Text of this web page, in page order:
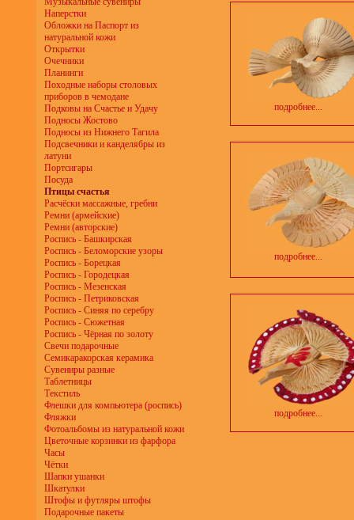
Наперстки
Обложки на Паспорт из
натуральной кожи
Открытки
Очечники
Планинги
Походные наборы столовых
приборов в чемодане
Подковы на Счастье и Удачу
Подносы Жостово
Подносы из Нижнего Тагила
Подсвечники и канделябры из
латуни
Портсигары
Посуда
Птицы счастья
Расчёски массажные, гребни
Ремни (армейские)
Ремни (авторские)
Роспись - Башкирская
Роспись - Беломорские узоры
Роспись - Борецкая
Роспись - Городецкая
Роспись - Мезенская
Роспись - Петриковская
Роспись - Синяя по серебру
Роспись - Сюжетная
Роспись - Чёрная по золоту
Свечи подарочные
Семикаракорская керамика
Сувениры разные
Таблетницы
Текстиль
Флешки для компьютера (роспись)
Фляжки
Фотоальбомы из натуральной кожи
Цветочные корзинки из фарфора
Часы
Чётки
Шапки ушанки
Шкатулки
Штофы и футляры штофы
Подарочные пакеты
подробнее...
подробнее...
подробнее...